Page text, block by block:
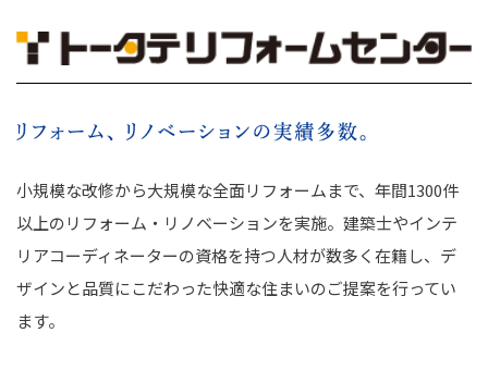
小規模な改修から大規模な全面リフォームまで、年間1300件
以上のリフォーム・リノベーションを実施。建築士やインテ
リアコーディネーターの資格を持つ人材が数多く在籍し、デ
ザインと品質にこだわった快適な住まいのご提案を行ってい
ます。